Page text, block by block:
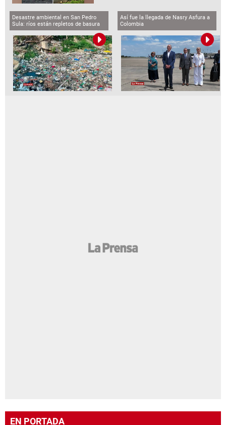
Desastre ambiental en San Pedro
Sula: ríos están repletos de basura
Así fue la llegada de Nasry Asfura a
Colombia
EN PORTADA